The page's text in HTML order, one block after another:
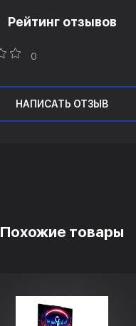
Рейтинг отзывов
0
НАПИСАТЬ ОТЗЫВ
Похожие товары